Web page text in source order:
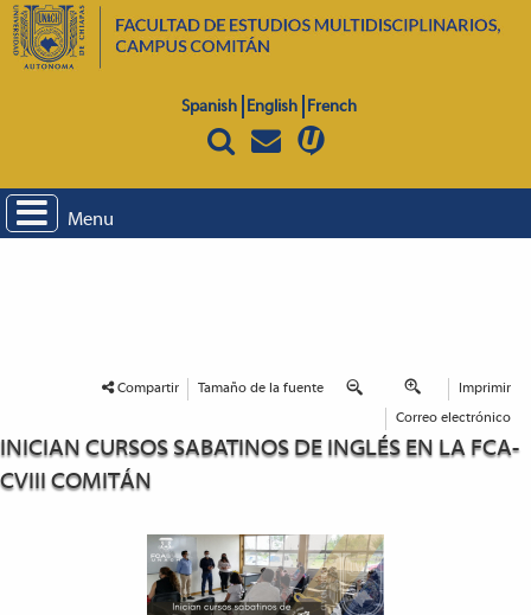
Spanish English French
Menu
Compartir Tamaño de la fuente Imprimir
Correo electrónico
INICIAN CURSOS SABATINOS DE INGLÉS EN LA FCA-
CVIII COMITÁN